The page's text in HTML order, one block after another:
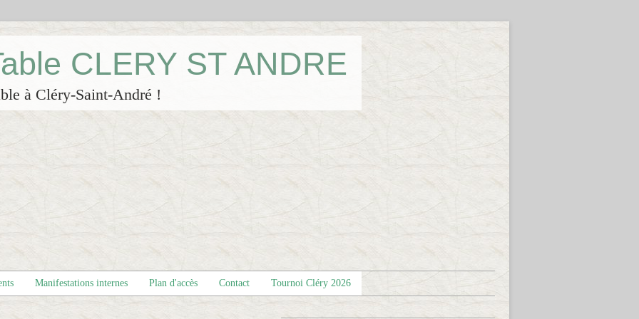
CLERY ST ANDRE
à Cléry-Saint-André !
Manifestations internes Plan d'accès Contact Tournoi Cléry 2026